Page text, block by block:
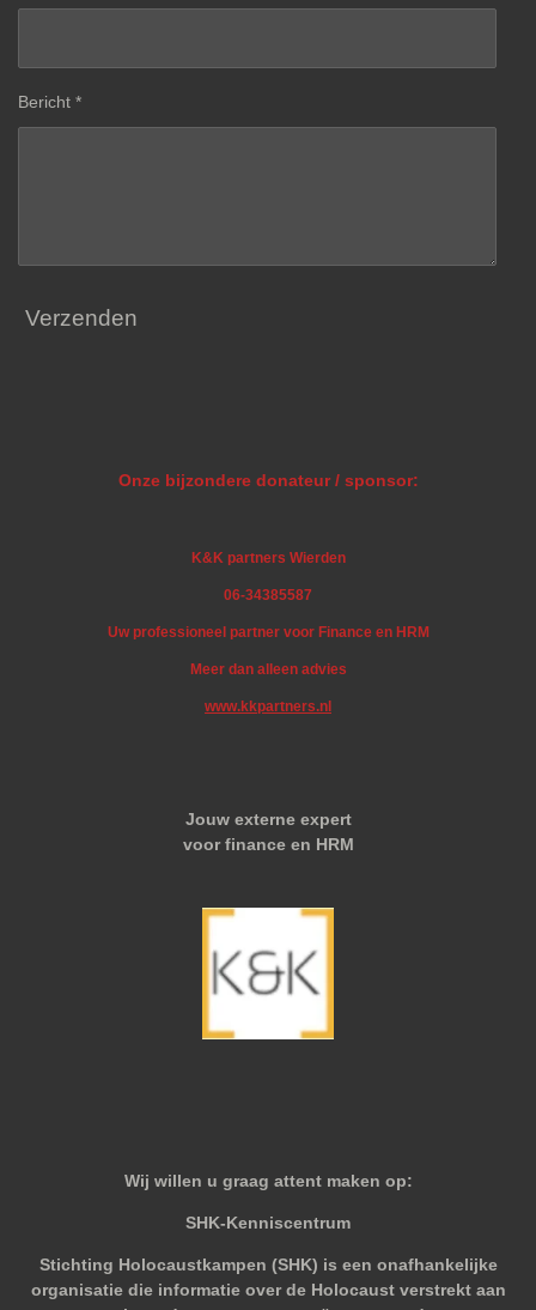
Bericht *
Verzenden
Onze bijzondere donateur / sponsor:
K&K partners Wierden
06-34385587
Uw professioneel partner voor Finance en HRM
Meer dan alleen advies
www.kkpartners.nl
Jouw externe expert
voor finance en HRM
Wij willen u graag attent maken op:
SHK-Kenniscentrum
Stichting Holocaustkampen (SHK) is een onafhankelijke
organisatie die informatie over de Holocaust verstrekt aan